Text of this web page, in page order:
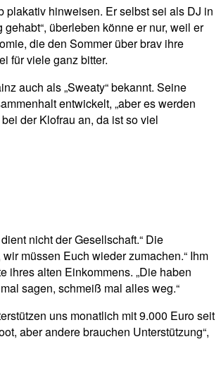
plakativ hinweisen. Er selbst sei als DJ in
überleben könne er nur, weil er
die den Sommer über brav ihre
für viele ganz bitter.
auch als „Sweaty“ bekannt. Seine
entwickelt, „aber es werden
der Klofrau an, da ist so viel
nicht der Gesellschaft.“ Die
müssen Euch wieder zumachen.“ Ihm
ihres alten Einkommens. „Die haben
sagen, schmeiß mal alles weg.“
uns monatlich mit 9.000 Euro seit
aber andere brauchen Unterstützung“,